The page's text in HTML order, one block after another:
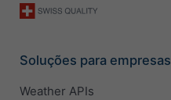
Soluções para empresas
Weather APIs